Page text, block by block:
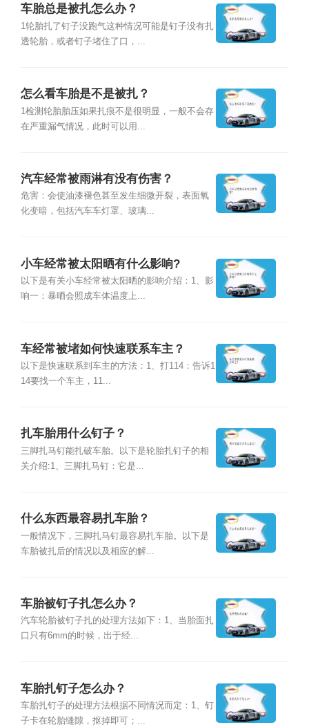
车胎总是被扎怎么办？
1轮胎扎了钉子没跑气这种情况可能是钉子没有扎
透轮胎，或者钉子堵住了口，...
怎么看车胎是不是被扎？
1检测轮胎胎压如果扎痕不是很明显，一般不会存
在严重漏气情况，此时可以用...
汽车经常被雨淋有没有伤害？
危害：会使油漆褪色甚至发生细微开裂，表面氧
化变暗，包括汽车车灯罩、玻璃...
小车经常被太阳晒有什么影响?
以下是有关小车经常被太阳晒的影响介绍：1、影
响一：暴晒会照成车体温度上...
车经常被堵如何快速联系车主？
以下是快速联系到车主的方法：1、打114：告诉1
14要找一个车主，11...
扎车胎用什么钉子？
三脚扎马钉能扎破车胎。以下是轮胎扎钉子的相
关介绍:1、三脚扎马钉：它是...
什么东西最容易扎车胎？
一般情况下，三脚扎马钉最容易扎车胎。以下是
车胎被扎后的情况以及相应的解...
车胎被钉子扎怎么办？
汽车轮胎被钉子扎的处理方法如下：1、当胎面扎
口只有6mm的时候，出于经...
车胎扎钉子怎么办？
车胎扎钉子的处理方法根据不同情况而定：1、钉
子卡在轮胎缝隙，抠掉即可；...